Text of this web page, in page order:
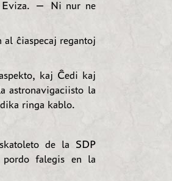
Eviza. — Ni nur ne
ĉiaspecaj regantoj
kaj Ĉedi kaj
astronavigaciisto la
ringa kablo.
de la SDP
pordo falegis en la